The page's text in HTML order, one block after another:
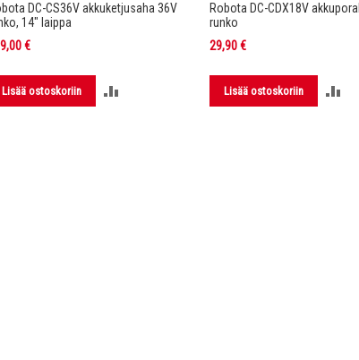
DC-CS36V akkuketjusaha 36V
14" laippa
€
Lisää ostoskoriin
Robota DC-CDX18V
runko
29,90 €
Lisää ostoskoriin